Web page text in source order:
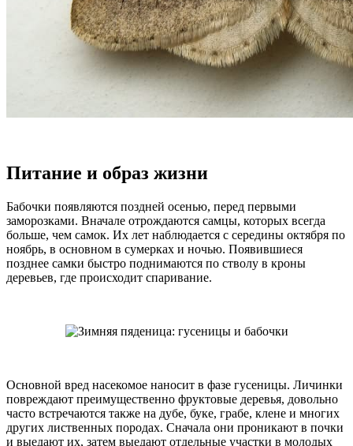
Питание и образ жизни
Бабочки появляются поздней осенью, перед первыми
заморозками. Вначале отрождаются самцы, которых всегда
больше, чем самок. Их лет наблюдается с середины октября по
ноябрь, в основном в сумерках и ночью. Появившиеся
позднее самки быстро поднимаются по стволу в кроны
деревьев, где происходит спаривание.
Основной вред насекомое наносит в фазе гусеницы. Личинки
повреждают преимущественно фруктовые деревья, довольно
часто встречаются также на дубе, буке, грабе, клене и многих
других лиственных породах. Сначала они проникают в почки
и выедают их, затем выедают отдельные участки в молодых